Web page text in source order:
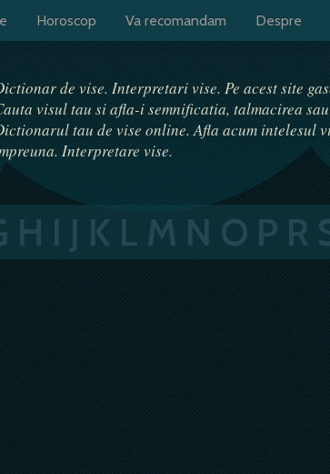
Horoscop Va recomandam Despre
de vise. Interpretari vise. Pe acest site
visul tau si afla-i semnificatia, talmacirea
tau de vise online. Afla acum intelesul
Interpretare vise.
H I J K L M N O P R